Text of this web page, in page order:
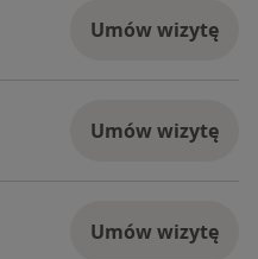
Umów wizytę
Umów wizytę
Umów wizytę